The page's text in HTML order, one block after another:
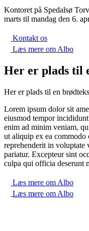
Kontoret på Spedalsø
marts til mandag den 6.
Kontakt os
Læs mere om Albo
Her er plads til
Her er plads til en
Lorem ipsum dolor sit
eiusmod tempor
enim ad minim veniam,
ut aliquip ex ea commodo
reprehenderit in voluptate
pariatur. Excepteur sint
culpa qui officia deserunt
Læs mere om Albo
Læs mere om Albo